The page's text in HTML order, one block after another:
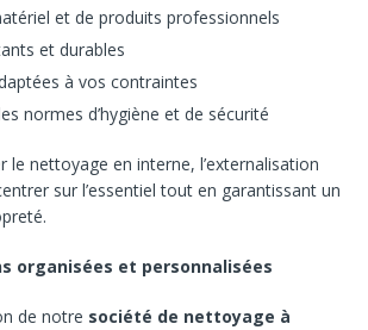
et de produits professionnels
et durables
à vos contraintes
normes d’hygiène et de sécurité
le nettoyage en interne, l’externalisation
sur l’essentiel tout en garantissant un
organisées et personnalisées
de notre société de nettoyage à